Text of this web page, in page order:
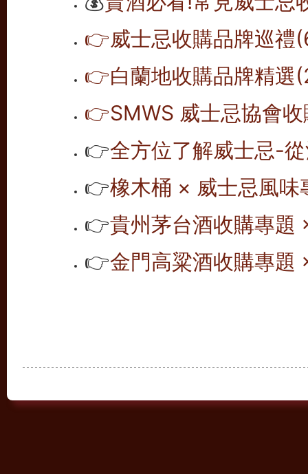
👉威士忌收購品牌巡禮
👉白蘭地收購品牌精選
👉SMWS 威士忌協會
👉全方位了解威士忌-
👉橡木桶 × 威士忌風味
👉貴州茅台酒收購專題
👉金門高粱酒收購專題